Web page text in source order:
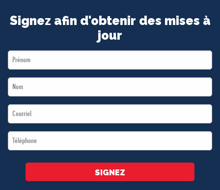
Signez afin d'obtenir des mises à
jour
First
Name
Last
Name
Email
*
Téléphone
*
SIGNEZ